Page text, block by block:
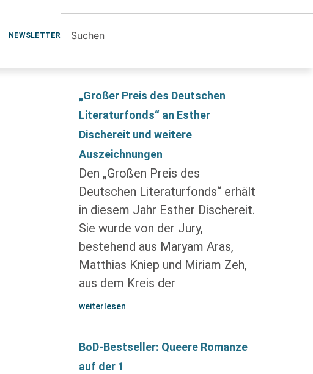
NEWSLETTER
„Großer Preis des Deutschen
Literaturfonds“ an Esther
Dischereit und weitere
Auszeichnungen
Den „Großen Preis des
Deutschen Literaturfonds“ erhält
in diesem Jahr Esther Dischereit.
Sie wurde von der Jury,
bestehend aus Maryam Aras,
Matthias Kniep und Miriam Zeh,
aus dem Kreis der
weiterlesen
BoD-Bestseller: Queere Romanze
auf der 1